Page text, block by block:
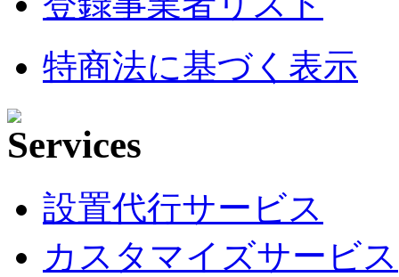
特商法に基づく表示
設置代行サービス
カスタマイズサービス